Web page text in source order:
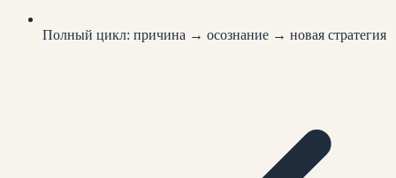
Полный цикл: причина → осознание → новая стратегия